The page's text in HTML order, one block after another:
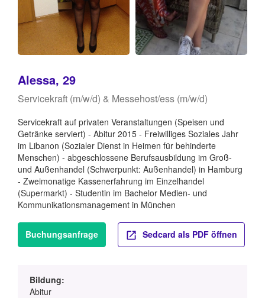
Alessa, 29
Servicekraft (m/w/d) & Messehost/ess (m/w/d)
Servicekraft auf privaten Veranstaltungen (Speisen und
Getränke serviert) - Abitur 2015 - Freiwilliges Soziales Jahr
im Libanon (Sozialer Dienst in Heimen für behinderte
Menschen) - abgeschlossene Berufsausbildung im Groß-
und Außenhandel (Schwerpunkt: Außenhandel) in Hamburg
- Zweimonatige Kassenerfahrung im Einzelhandel
(Supermarkt) - Studentin im Bachelor Medien- und
Kommunikationsmanagement in München
Buchungsanfrage Sedcard als PDF öffnen
Bildung:
Abitur